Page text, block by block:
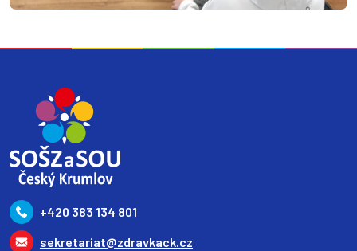
+420 383 134 801
sekretariat@zdravkack.cz